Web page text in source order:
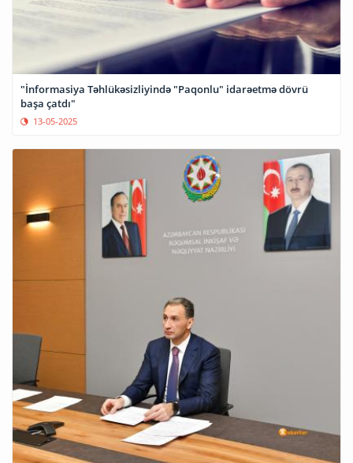
"İnformasiya Təhlükəsizliyində "Paqonlu" idarəetmə dövrü
başa çatdı"
13-05-2025